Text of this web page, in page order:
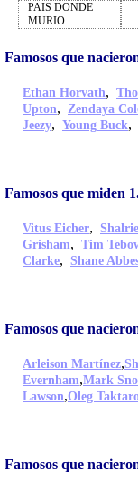
PAIS DONDE
MURIO
Famosos que
Ethan Horvath,
Upton, Zendaya
Jeezy, Young Buck,
Famosos que miden
Vitus Eicher,
Grisham, Tim
Clarke, Shane
Famosos que
Arleison Martínez,
Evernham,Mark
Lawson,Oleg
Famosos que